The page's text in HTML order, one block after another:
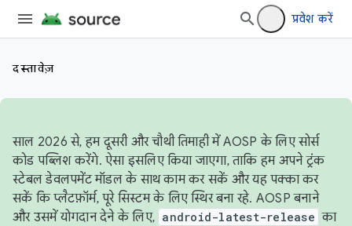
प्रवेश करें
दस्तावेज़
साल 2026 से, हम दूसरी और चौथी तिमाही में AOSP के लिए सोर्स
कोड पब्लिश करेंगे. ऐसा इसलिए किया जाएगा, ताकि हम अपने ट्रंक
स्टेबल डेवलपमेंट मॉडल के साथ काम कर सकें और यह पक्का कर
सकें कि प्लैटफ़ॉर्म, पूरे सिस्टम के लिए स्थिर बना रहे. AOSP बनाने
और उसमें योगदान देने के लिए, android-latest-release का